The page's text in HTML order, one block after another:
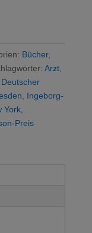
Bücher,
Arzt,
Deutscher
, Ingeborg-
York,
Preis